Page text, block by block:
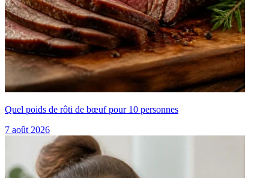
Quel poids de rôti de bœuf pour 10 personnes
7 août 2026